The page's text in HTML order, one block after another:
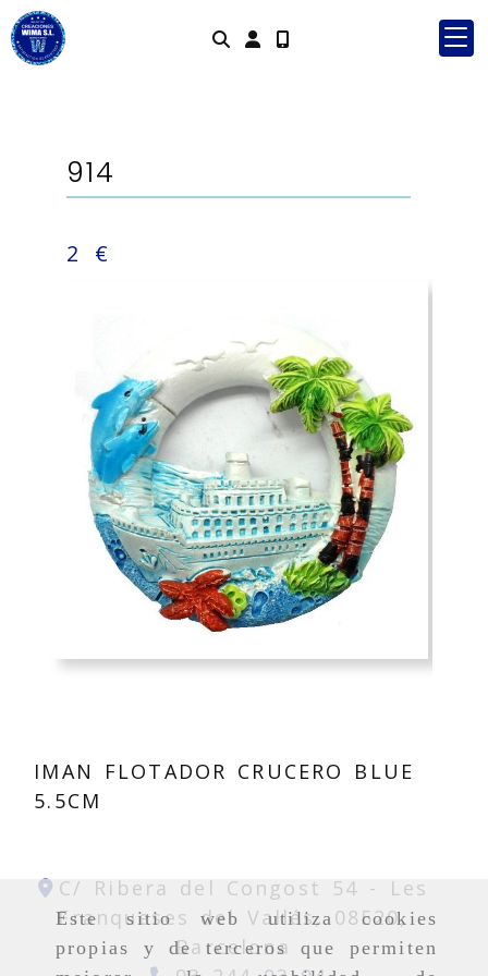
Este sitio web utiliza cookies
propias y de terceros que permiten
Identifícate
914
2 €
IMAN FLOTADOR CRUCERO BLUE
5.5CM
C/ Ribera del Congost 54 -
Les
Franqueses del Vallés, 08520,
Barcelona